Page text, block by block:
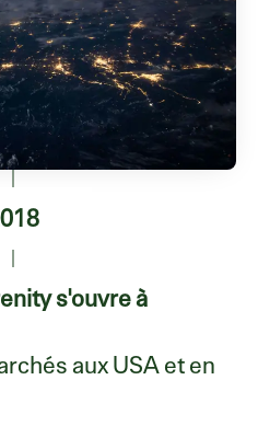
s'ouvre à
aux USA et en